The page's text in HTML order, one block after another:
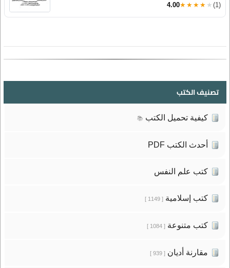
4.00★★★★★ (1)
تصنيف الكتب
كيفية تحميل الكتب 📚
أحدث الكتب PDF
كتب علم النفس
كتب إسلامية[ 1149 ]
كتب متنوعة[ 1084 ]
مقارنة أديان[ 939 ]